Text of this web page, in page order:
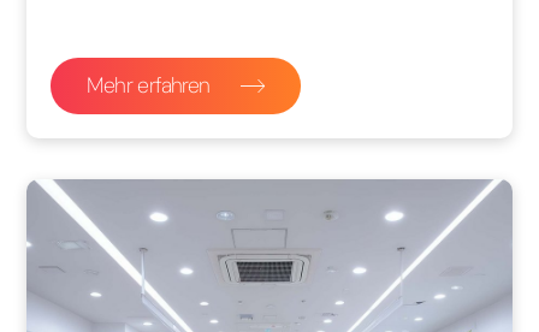
Mehr erfahren